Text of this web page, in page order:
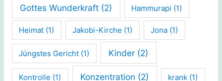
Gottes Wunderkraft (2) Hammurapi (1)
Heimat (1) Jakobi-Kirche (1) Jona (1)
Jüngstes Gericht (1) Kinder (2)
Kontrolle (1) Konzentration (2) krank (1)